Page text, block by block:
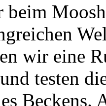
beim
wir eine
testen
Beckens.